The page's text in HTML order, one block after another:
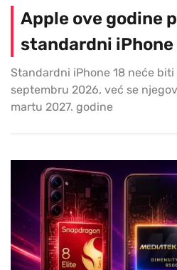
Apple ove godine
standardni iPhone
Standardni iPhone 18 neće
septembru 2026, već se
martu 2027. godine